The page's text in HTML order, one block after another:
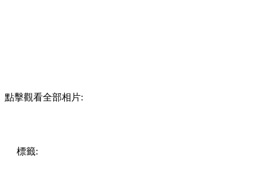
點擊觀看全部相片:
標籤: